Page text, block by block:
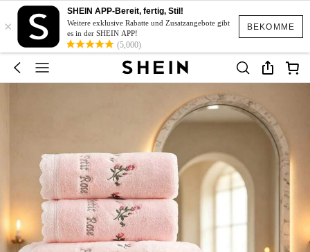
BEKOMME
×
SHEIN APP-Bereit, fertig, Stil!
Weitere exklusive Rabatte und Zusatzangebote gibt
es in der SHEIN APP!
(5,000)